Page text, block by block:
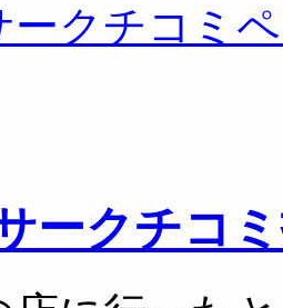
ークチコミ
ークチコ